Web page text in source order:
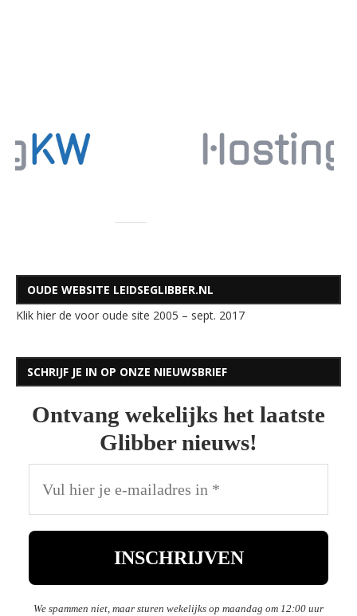
OUDE WEBSITE LEIDSEGLIBBER.NL
Klik hier de voor oude site 2005 – sept. 2017
SCHRIJF JE IN OP ONZE NIEUWSBRIEF
Ontvang wekelijks het laatste
Glibber nieuws!
We spammen niet, maar sturen wekelijks op maandag om 12:00 uur